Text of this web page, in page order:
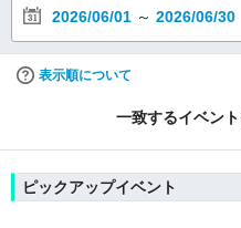
2026/06/01 ～ 2026/06/30
表示順について
一致するイベン
ピックアップイベント